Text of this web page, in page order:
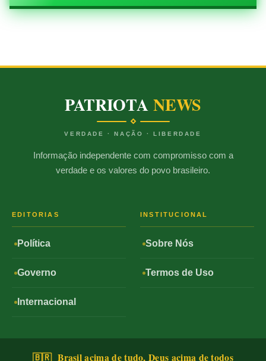
PATRIOTANEWS
VERDADE · NAÇÃO · LIBERDADE
Informação independente com compromisso com a
verdade e os valores do povo brasileiro.
EDITORIAS
Política
Governo
Internacional
INSTITUCIONAL
Sobre Nós
Termos de Uso
🇧🇷 Brasil acima de tudo, Deus acima de todos